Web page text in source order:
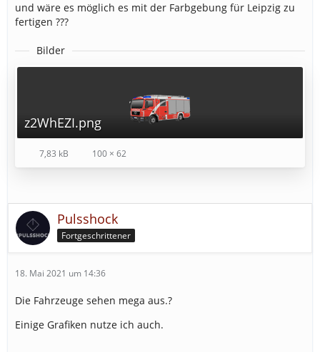
und wäre es möglich es mit der Farbgebung für Leipzig zu
fertigen ???
Bilder
z2WhEZI.png
7,83 kB 100 × 62
Pulsshock
Fortgeschrittener
18. Mai 2021 um 14:36
Die Fahrzeuge sehen mega aus.?
Einige Grafiken nutze ich auch.